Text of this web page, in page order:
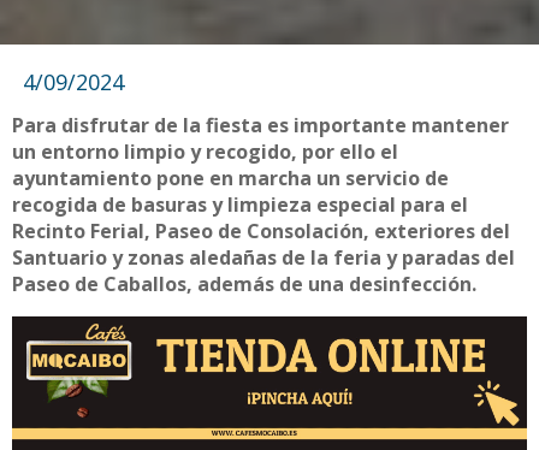
4/09/2024
Para disfrutar de la fiesta es importante mantener
un entorno limpio y recogido, por ello el
ayuntamiento pone en marcha un servicio de
recogida de basuras y limpieza especial para el
Recinto Ferial, Paseo de Consolación, exteriores del
Santuario y zonas aledañas de la feria y paradas del
Paseo de Caballos, además de una desinfección.